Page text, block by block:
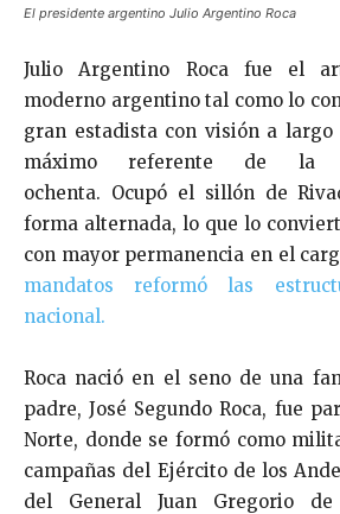
El presidente argentino Julio Argentino Roca
Julio Argentino Roca fue el
moderno argentino tal como lo
gran estadista con visión a
máximo referente de la
ochenta. Ocupó el sillón de
forma alternada, lo que lo
con mayor permanencia en el
mandatos reformó las
nacional.
Roca nació en el seno de una
padre, José Segundo Roca, fue
Norte, donde se formó como
campañas del Ejército de los
del General Juan Gregorio